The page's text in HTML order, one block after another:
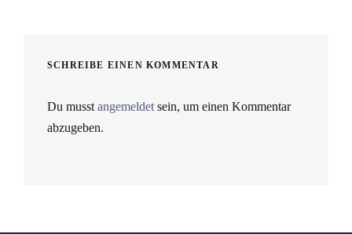
SCHREIBE EINEN KOMMENTAR
Du musst angemeldet sein, um einen Kommentar
abzugeben.